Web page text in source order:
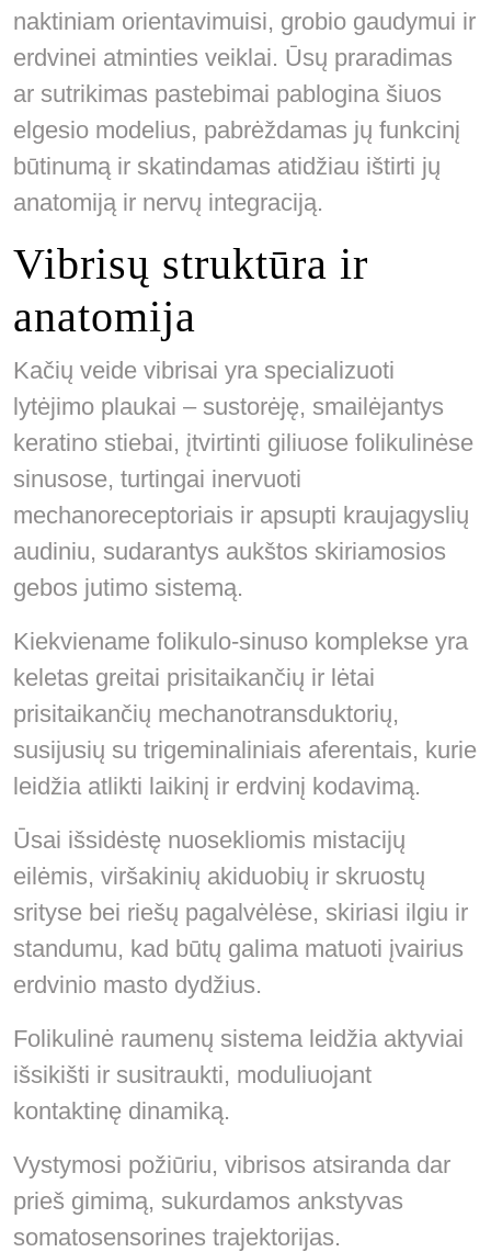
naktiniam orientavimuisi, grobio gaudymui ir
erdvinei atminties veiklai. Ūsų praradimas
ar sutrikimas pastebimai pablogina šiuos
elgesio modelius, pabrėždamas jų funkcinį
būtinumą ir skatindamas atidžiau ištirti jų
anatomiją ir nervų integraciją.
Vibrisų struktūra ir
anatomija
Kačių veide vibrisai yra specializuoti
lytėjimo plaukai – sustorėję, smailėjantys
keratino stiebai, įtvirtinti giliuose folikulinėse
sinusose, turtingai inervuoti
mechanoreceptoriais ir apsupti kraujagyslių
audiniu, sudarantys aukštos skiriamosios
gebos jutimo sistemą.
Kiekviename folikulo-sinuso komplekse yra
keletas greitai prisitaikančių ir lėtai
prisitaikančių mechanotransduktorių,
susijusių su trigeminaliniais aferentais, kurie
leidžia atlikti laikinį ir erdvinį kodavimą.
Ūsai išsidėstę nuosekliomis mistacijų
eilėmis, viršakinių akiduobių ir skruostų
srityse bei riešų pagalvėlėse, skiriasi ilgiu ir
standumu, kad būtų galima matuoti įvairius
erdvinio masto dydžius.
Folikulinė raumenų sistema leidžia aktyviai
išsikišti ir susitraukti, moduliuojant
kontaktinę dinamiką.
Vystymosi požiūriu, vibrisos atsiranda dar
prieš gimimą, sukurdamos ankstyvas
somatosensorines trajektorijas.